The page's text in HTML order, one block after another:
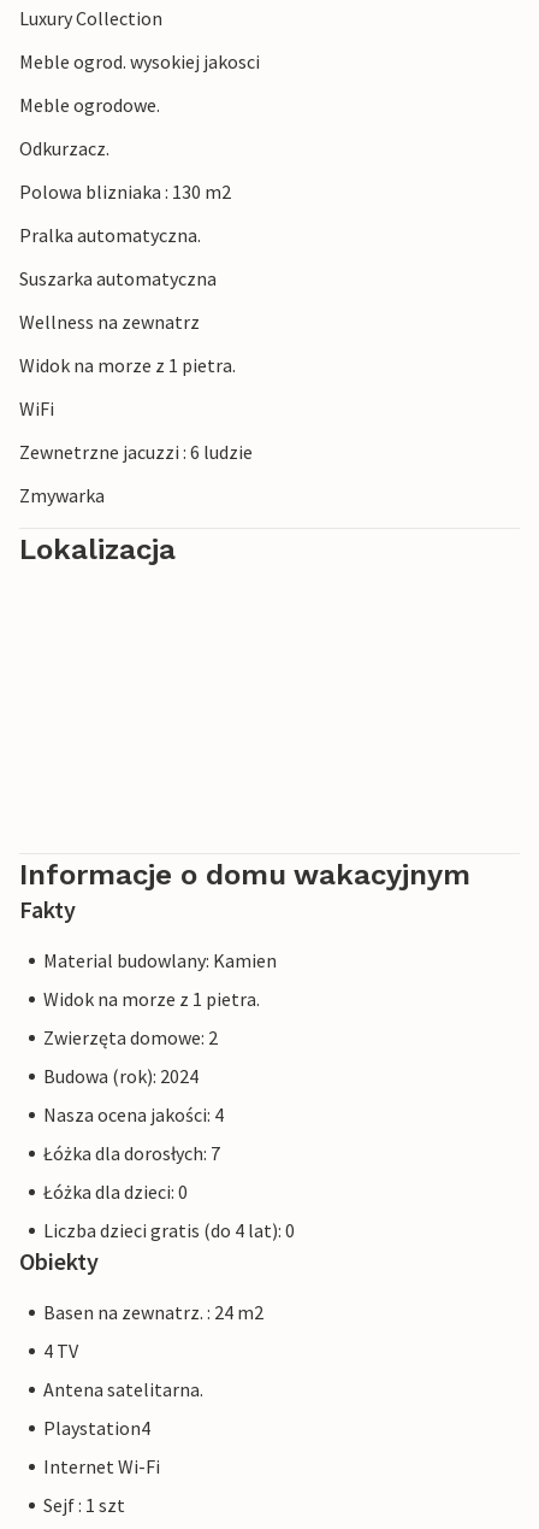
emanuje dawna wioska rybacka. Do słynnego Parku
Narodowego Brijuni z wyspami tuż przy wybrzeżu można
miasto Pula.
Luxury Collection
Meble ogrod. wysokiej jakosci
Meble ogrodowe.
Odkurzacz.
Polowa blizniaka : 130 m2
Pralka automatyczna.
Suszarka automatyczna
Wellness na zewnatrz
Widok na morze z 1 pietra.
WiFi
Zewnetrzne jacuzzi : 6 ludzie
Zmywarka
Lokalizacja
Informacje o domu wakacyjnym
Fakty
Material budowlany: Kamien
Widok na morze z 1 pietra.
Zwierzęta domowe: 2
Budowa (rok): 2024
Nasza ocena jakości: 4
Łóżka dla dorosłych: 7
Łóżka dla dzieci: 0
Liczba dzieci gratis (do 4 lat): 0
Obiekty
Basen na zewnatrz. : 24 m2
4 TV
Antena satelitarna.
Playstation4
Internet Wi-Fi
Sejf : 1 szt